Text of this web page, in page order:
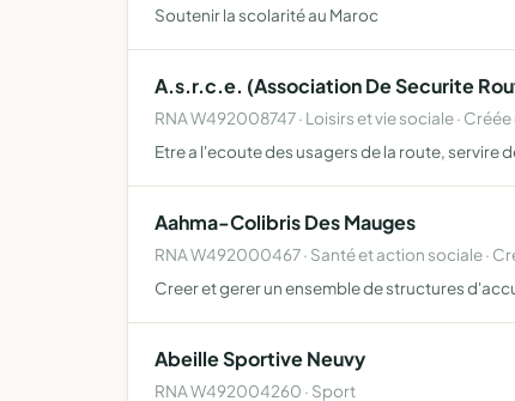
Soutenir la scolarité au Maroc
A.s.r.c.e. (Association De Securite
RNA W492008747 · Loisirs et vie sociale ·
Etre a l'ecoute des usagers de la route, servire
Aahma-Colibris Des Mauges
RNA W492000467 · Santé et action sociale ·
Creer et gerer un ensemble de structures
Abeille Sportive Neuvy
RNA W492004260 · Sport